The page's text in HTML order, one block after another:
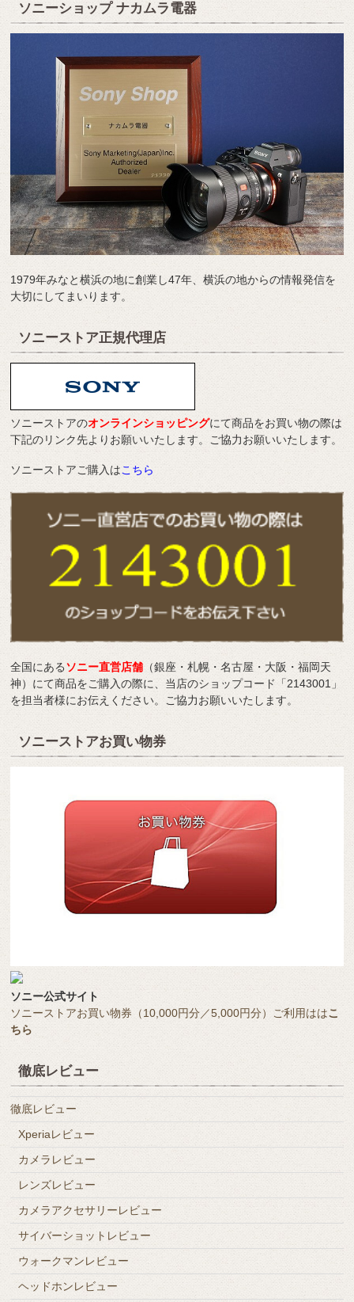
ソニーショップ ナカムラ電器
1979年みなと横浜の地に創業し47年、横浜の地からの情報発信を
大切にしてまいります。
ソニーストア正規代理店
ソニーストアのオンラインショッピングにて商品をお買い物の際は
下記のリンク先よりお願いいたします。ご協力お願いいたします。
ソニーストアご購入はこちら
全国にあるソニー直営店舗 （銀座・札幌・名古屋・大阪・福岡天
神）にて商品をご購入の際に、当店のショップコード「2143001」
を担当者様にお伝えください。ご協力お願いいたします。
ソニーストアお買い物券
ソニー公式サイト
ソニーストアお買い物券（10,000円分／5,000円分）ご利用ははこ
ちら
徹底レビュー
徹底レビュー
Xperiaレビュー
カメラレビュー
レンズレビュー
カメラアクセサリーレビュー
サイバーショットレビュー
ウォークマンレビュー
ヘッドホンレビュー